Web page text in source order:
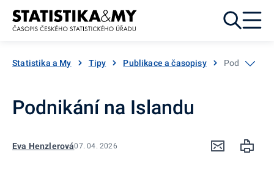
Přejít k obsahu
Statistika a My Tipy Publikace a časopisy Podnikání
Podnikání na Islandu
Eva Henzlerová07. 04. 2026